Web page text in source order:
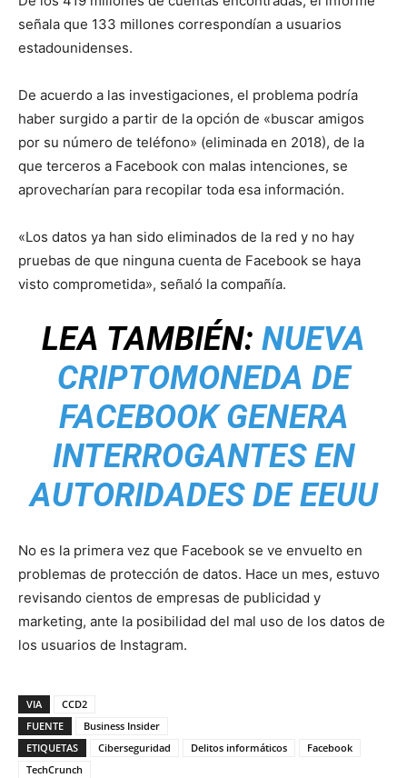
señala que 133 millones correspondían a usuarios
estadounidenses.
De acuerdo a las investigaciones, el problema podría
haber surgido a partir de la opción de «buscar amigos
por su número de teléfono» (eliminada en 2018), de la
que terceros a Facebook con malas intenciones, se
aprovecharían para recopilar toda esa información.
«Los datos ya han sido eliminados de la red y no hay
pruebas de que ninguna cuenta de Facebook se haya
visto comprometida», señaló la compañía.
LEA TAMBIÉN: NUEVA
CRIPTOMONEDA DE
FACEBOOK GENERA
INTERROGANTES EN
AUTORIDADES DE EEUU
No es la primera vez que Facebook se ve envuelto en
problemas de protección de datos. Hace un mes, estuvo
revisando cientos de empresas de publicidad y
marketing, ante la posibilidad del mal uso de los datos de
los usuarios de Instagram.
VIA
CCD2
FUENTE
Business Insider
ETIQUETAS
Ciberseguridad Delitos informáticos
Facebook
TechCrunch